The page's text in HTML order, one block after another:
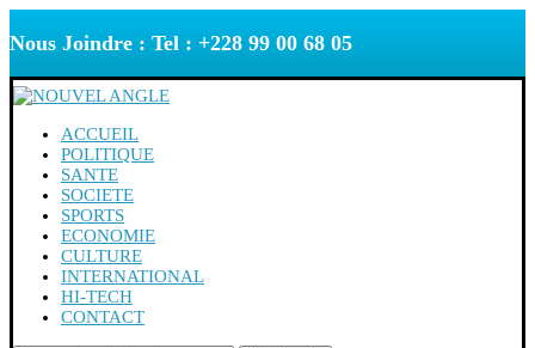
Nous Joindre : Tel : +228 99 00 68 05
ACCUEIL
POLITIQUE
SANTE
SOCIETE
SPORTS
ECONOMIE
CULTURE
INTERNATIONAL
HI-TECH
CONTACT